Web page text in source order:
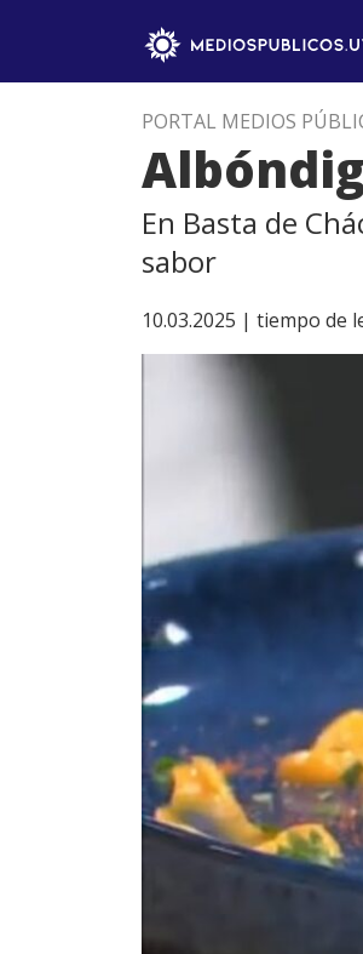
PORTAL MEDIOS
En Basta de
sabor
10.03.2025 | tiempo de